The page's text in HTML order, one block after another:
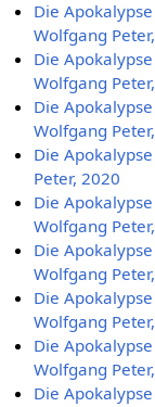
Die
Wolfgang
Die
Wolfgang
Die
Wolfgang
Die
Peter, 2020
Die
Wolfgang
Die
Wolfgang
Die
Wolfgang
Die
Wolfgang
Die